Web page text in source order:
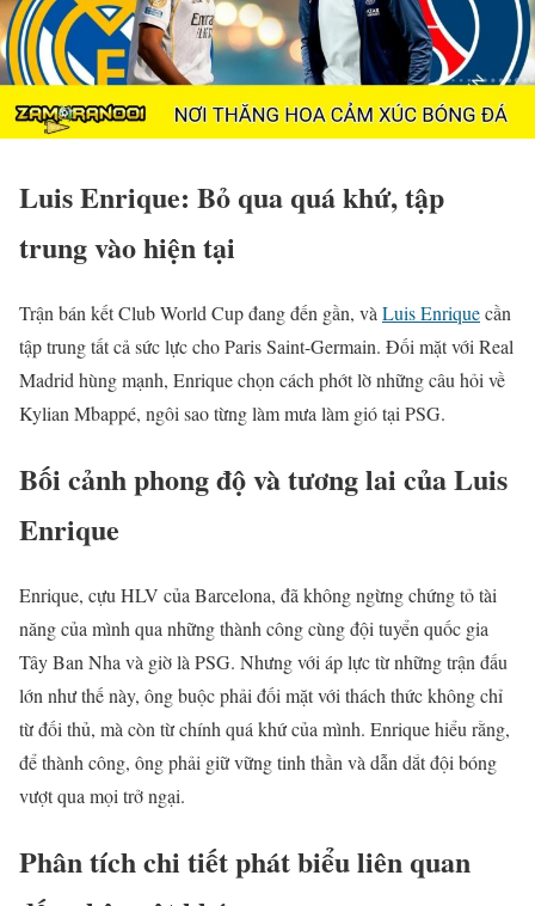
Luis Enrique: Bỏ qua quá khứ, tập
trung vào hiện tại
Trận bán kết Club World Cup đang đến gần, và Luis Enriquecần
tập trung tất cả sức lực cho Paris Saint-Germain. Đối mặt với Real
Madrid hùng mạnh, Enrique chọn cách phớt lờ những câu hỏi về
Kylian Mbappé, ngôi sao từng làm mưa làm gió tại PSG.
Bối cảnh phong độ và tương lai của Luis
Enrique
Enrique, cựu HLV của Barcelona, đã không ngừng chứng tỏ tài
năng của mình qua những thành công cùng đội tuyển quốc gia
Tây Ban Nha và giờ là PSG. Nhưng với áp lực từ những trận đấu
lớn như thế này, ông buộc phải đối mặt với thách thức không chỉ
từ đối thủ, mà còn từ chính quá khứ của mình. Enrique hiểu rằng,
để thành công, ông phải giữ vững tinh thần và dẫn dắt đội bóng
vượt qua mọi trở ngại.
Phân tích chi tiết phát biểu liên quan